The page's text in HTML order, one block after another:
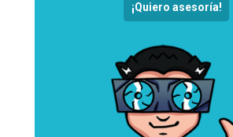
¡Quiero asesoría!